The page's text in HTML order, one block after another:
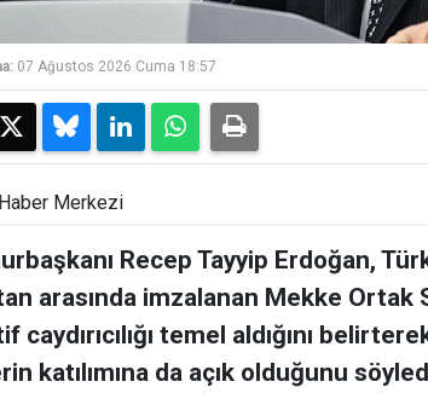
07 Ağustos 2026 Cuma 18:57
Haber Merkezi
Recep Tayyip Erdoğan,
arasında imzalanan Mekke Ortak
caydırıcılığı temel aldığını
katılımına da açık olduğunu